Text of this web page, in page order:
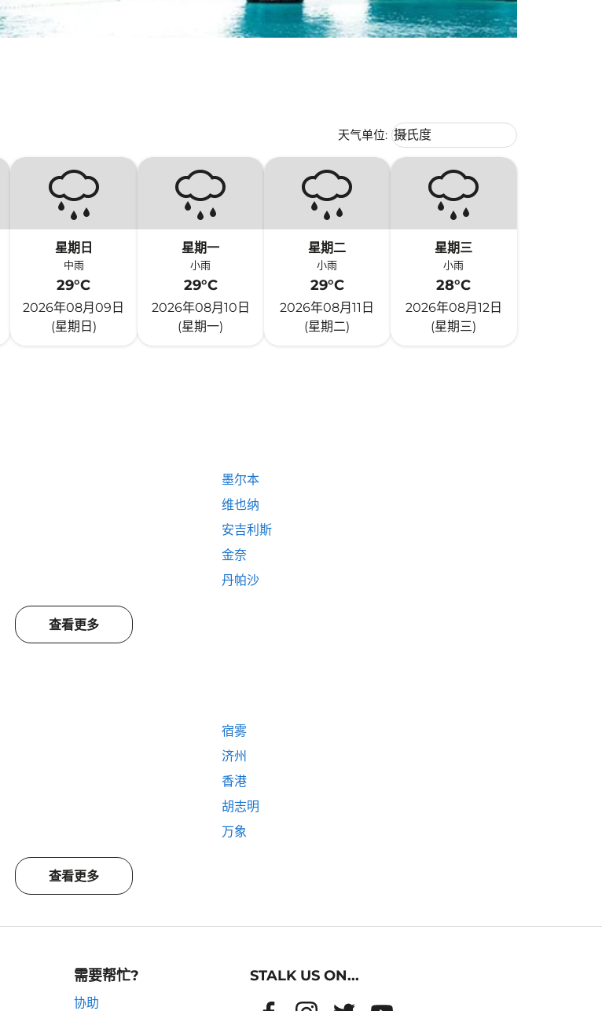
天气单位: Weather unit option 摄氏度
摄氏度
keyboard_arrow_down
星期日
中雨
29°C
2026年08月09日
(星期日)
星期一
小雨
29°C
2026年08月10日
(星期一)
星期二
小雨
29°C
2026年08月11日
(星期二)
星期三
小雨
28°C
2026年08月12日
(星期三)
墨尔本
维也纳
安吉利斯
金奈
丹帕沙
查看更多
宿雾
济州
香港
胡志明
万象
查看更多
需要帮忙?
协助
STALK US ON...